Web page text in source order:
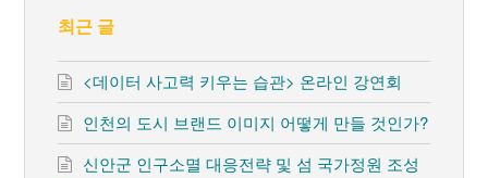
최근 글
<데이터 사고력 키우는 습관> 온라인 강연회
인천의 도시 브랜드 이미지 어떻게 만들 것인가?
신안군 인구소멸 대응전략 및 섬 국가정원 조성